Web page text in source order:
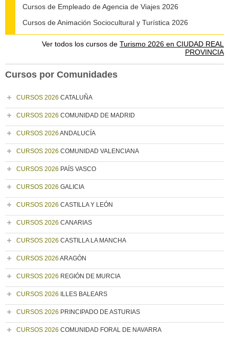
Cursos de Empleado de Agencia de Viajes 2026
Cursos de Animación Sociocultural y Turística 2026
Ver todos los cursos de Turismo 2026 en CIUDAD REAL
PROVINCIA
Cursos por Comunidades
CURSOS 2026 CATALUÑA
CURSOS 2026 COMUNIDAD DE MADRID
CURSOS 2026 ANDALUCÍA
CURSOS 2026 COMUNIDAD VALENCIANA
CURSOS 2026 PAÍS VASCO
CURSOS 2026 GALICIA
CURSOS 2026 CASTILLA Y LEÓN
CURSOS 2026 CANARIAS
CURSOS 2026 CASTILLA LA MANCHA
CURSOS 2026 ARAGÓN
CURSOS 2026 REGIÓN DE MURCIA
CURSOS 2026 ILLES BALEARS
CURSOS 2026 PRINCIPADO DE ASTURIAS
CURSOS 2026 COMUNIDAD FORAL DE NAVARRA